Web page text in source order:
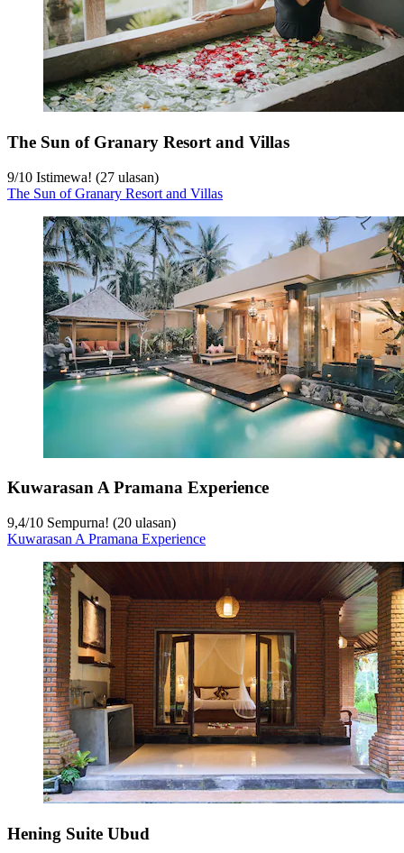
The Sun of Granary Resort and Villas
9/10 Istimewa! (27 ulasan)
The Sun of Granary Resort and Villas
Kuwarasan A Pramana Experience
9,4/10 Sempurna! (20 ulasan)
Kuwarasan A Pramana Experience
Hening Suite Ubud